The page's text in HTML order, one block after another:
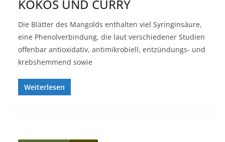
KOKOS UND CURRY
Die Blätter des Mangolds enthalten viel Syringinsäure,
eine Phenolverbindung, die laut verschiedener Studien
offenbar antioxidativ, antimikrobiell, entzündungs- und
krebshemmend sowie
Weiterlesen